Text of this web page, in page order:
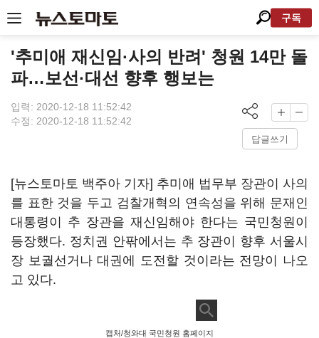
구독
'추미애 재신임·사의 반려' 청원 14만 돌
파…보선·대선 향후 행보는
입력: 2020-12-18 11:52:42
수정: 2020-12-18 11:52:42
답글쓰기
[뉴스토마토 백주아 기자] 추미애 법무부 장관이 사의
를 표한 것을 두고 검찰개혁의 연속성을 위해 문재인
대통령이 추 장관을 재신임해야 한다는 국민청원이
등장했다. 정치권 안팎에서는 추 장관이 향후 서울시
장 보궐선거나 대권에 도전할 것이라는 전망이 나오
고 있다.
캡처/청와대 국민청원 홈페이지